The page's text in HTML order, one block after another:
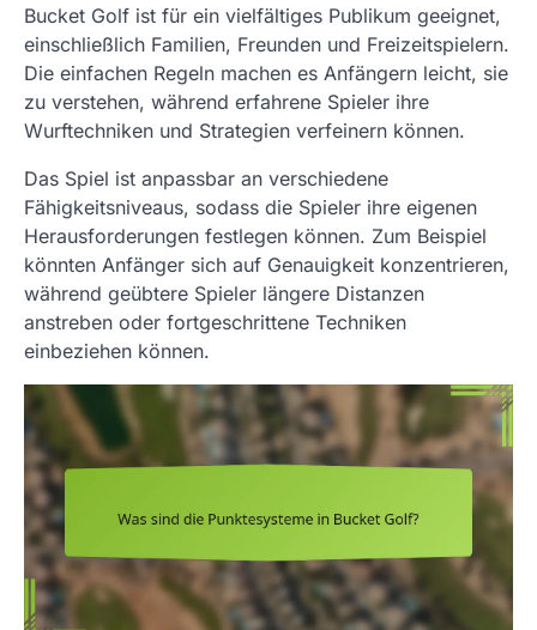
Bucket Golf ist für ein vielfältiges Publikum geeignet,
einschließlich Familien, Freunden und Freizeitspielern.
Die einfachen Regeln machen es Anfängern leicht, sie
zu verstehen, während erfahrene Spieler ihre
Wurftechniken und Strategien verfeinern können.
Das Spiel ist anpassbar an verschiedene
Fähigkeitsniveaus, sodass die Spieler ihre eigenen
Herausforderungen festlegen können. Zum Beispiel
könnten Anfänger sich auf Genauigkeit konzentrieren,
während geübtere Spieler längere Distanzen
anstreben oder fortgeschrittene Techniken
einbeziehen können.